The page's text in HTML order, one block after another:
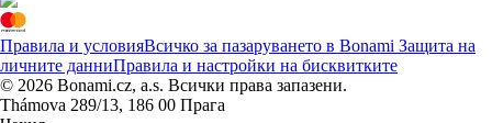
Правила и условияВсичко за пазаруването в Bonami Защита на
личните данниПравила и настройки на бисквитките
© 2026 Bonami.cz, a.s. Всички права запазени.
Thámova 289/13, 186 00 Прага